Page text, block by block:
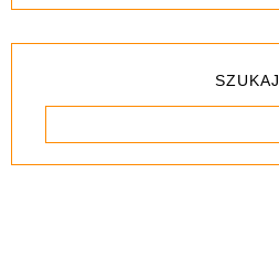
SZUKAJ